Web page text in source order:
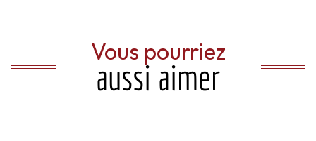
Vous pourriez
aussi aimer